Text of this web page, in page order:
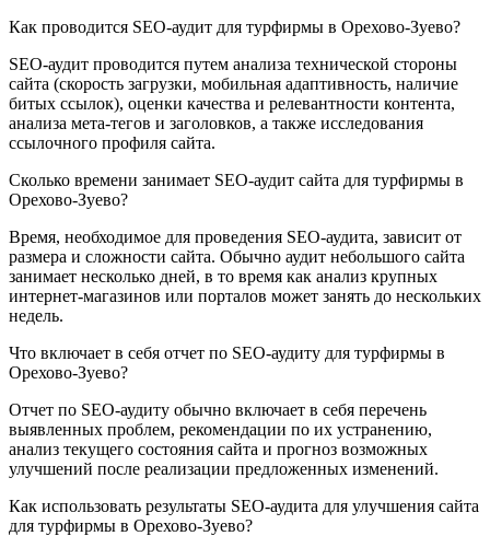
Как проводится SEO-аудит для турфирмы в Орехово-Зуево?
SEO-аудит проводится путем анализа технической стороны
сайта (скорость загрузки, мобильная адаптивность, наличие
битых ссылок), оценки качества и релевантности контента,
анализа мета-тегов и заголовков, а также исследования
ссылочного профиля сайта.
Сколько времени занимает SEO-аудит сайта для турфирмы в
Орехово-Зуево?
Время, необходимое для проведения SEO-аудита, зависит от
размера и сложности сайта. Обычно аудит небольшого сайта
занимает несколько дней, в то время как анализ крупных
интернет-магазинов или порталов может занять до нескольких
недель.
Что включает в себя отчет по SEO-аудиту для турфирмы в
Орехово-Зуево?
Отчет по SEO-аудиту обычно включает в себя перечень
выявленных проблем, рекомендации по их устранению,
анализ текущего состояния сайта и прогноз возможных
улучшений после реализации предложенных изменений.
Как использовать результаты SEO-аудита для улучшения сайта
для турфирмы в Орехово-Зуево?